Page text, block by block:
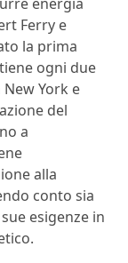
Ferry e
la prima
ogni due
New York e
del
a
alla
conto sia
esigenze in